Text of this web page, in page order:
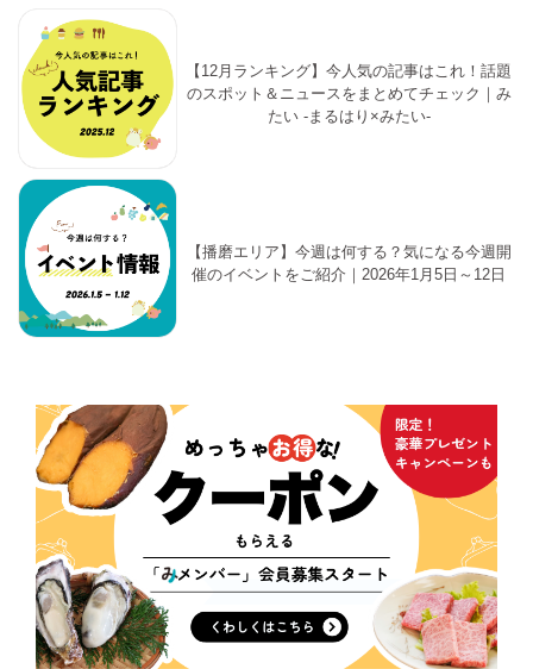
【12月ランキング】今人気の記事はこれ！話題
のスポット＆ニュースをまとめてチェック｜み
たい -まるはり×みたい-
【播磨エリア】今週は何する？気になる今週開
催のイベントをご紹介｜2026年1月5日～12日